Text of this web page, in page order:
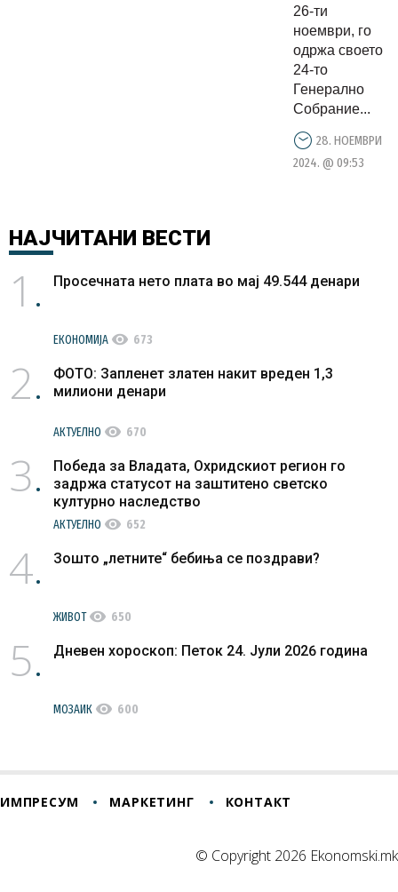
доделени
признанија
за
најдобри
практики
на
26-ти
ноември, го
одржа своето
24-то
Генерално
Собрание...
28. НОЕМВРИ
2024. @ 09:53
НАЈЧИТАНИ ВЕСТИ
1 Просечната нето плата во мај 49.544 денари
ЕКОНОМИЈА visibility 673
2
ФОТО: Запленет златен накит вреден 1,3
милиони денари
АКТУЕЛНО visibility 670
3
Победа за Владата, Охридскиот регион го
задржа статусот на заштитено светско
културно наследство
АКТУЕЛНО visibility 652
4 Зошто „летните“ бебиња се поздрави?
ЖИВОТvisibility 650
5 Дневен хороскоп: Петок 24. Јули 2026 година
МОЗАИК visibility 600
ИМПРЕСУМ МАРКЕТИНГ КОНТАКТ
© Copyright 2026 Ekonomski.mk